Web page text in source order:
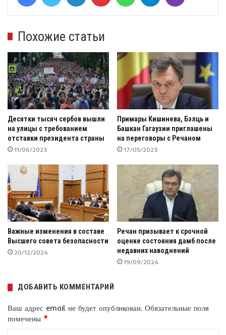
Похожие статьи
Десятки тысяч сербов вышли
на улицы с требованием
отставки президента страны
11/06/2023
Примары Кишинева, Бэлць и
Башкан Гагаузии приглашены
на переговоры с Речаном
17/05/2023
Важные изменения в составе
Высшего совета безопасности
20/12/2024
Речан призывает к срочной
оценке состояния дамб после
недавних наводнений
19/09/2024
ДОБАВИТЬ КОММЕНТАРИЙ
Ваш адрес email не будет опубликован. Обязательные поля
помечены *